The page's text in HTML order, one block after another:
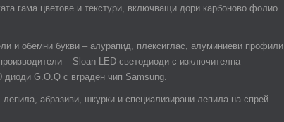
гама цветове и текстури, включващи дори карбоново фолио
и обемни букви – алурапид, плексиглас, алуминиеви профили
– Sloan LED светодиоди с изключителна
диоди G.O.Q с вграден чип Samsung.
абразиви, шкурки и специализирани лепила на спрей.